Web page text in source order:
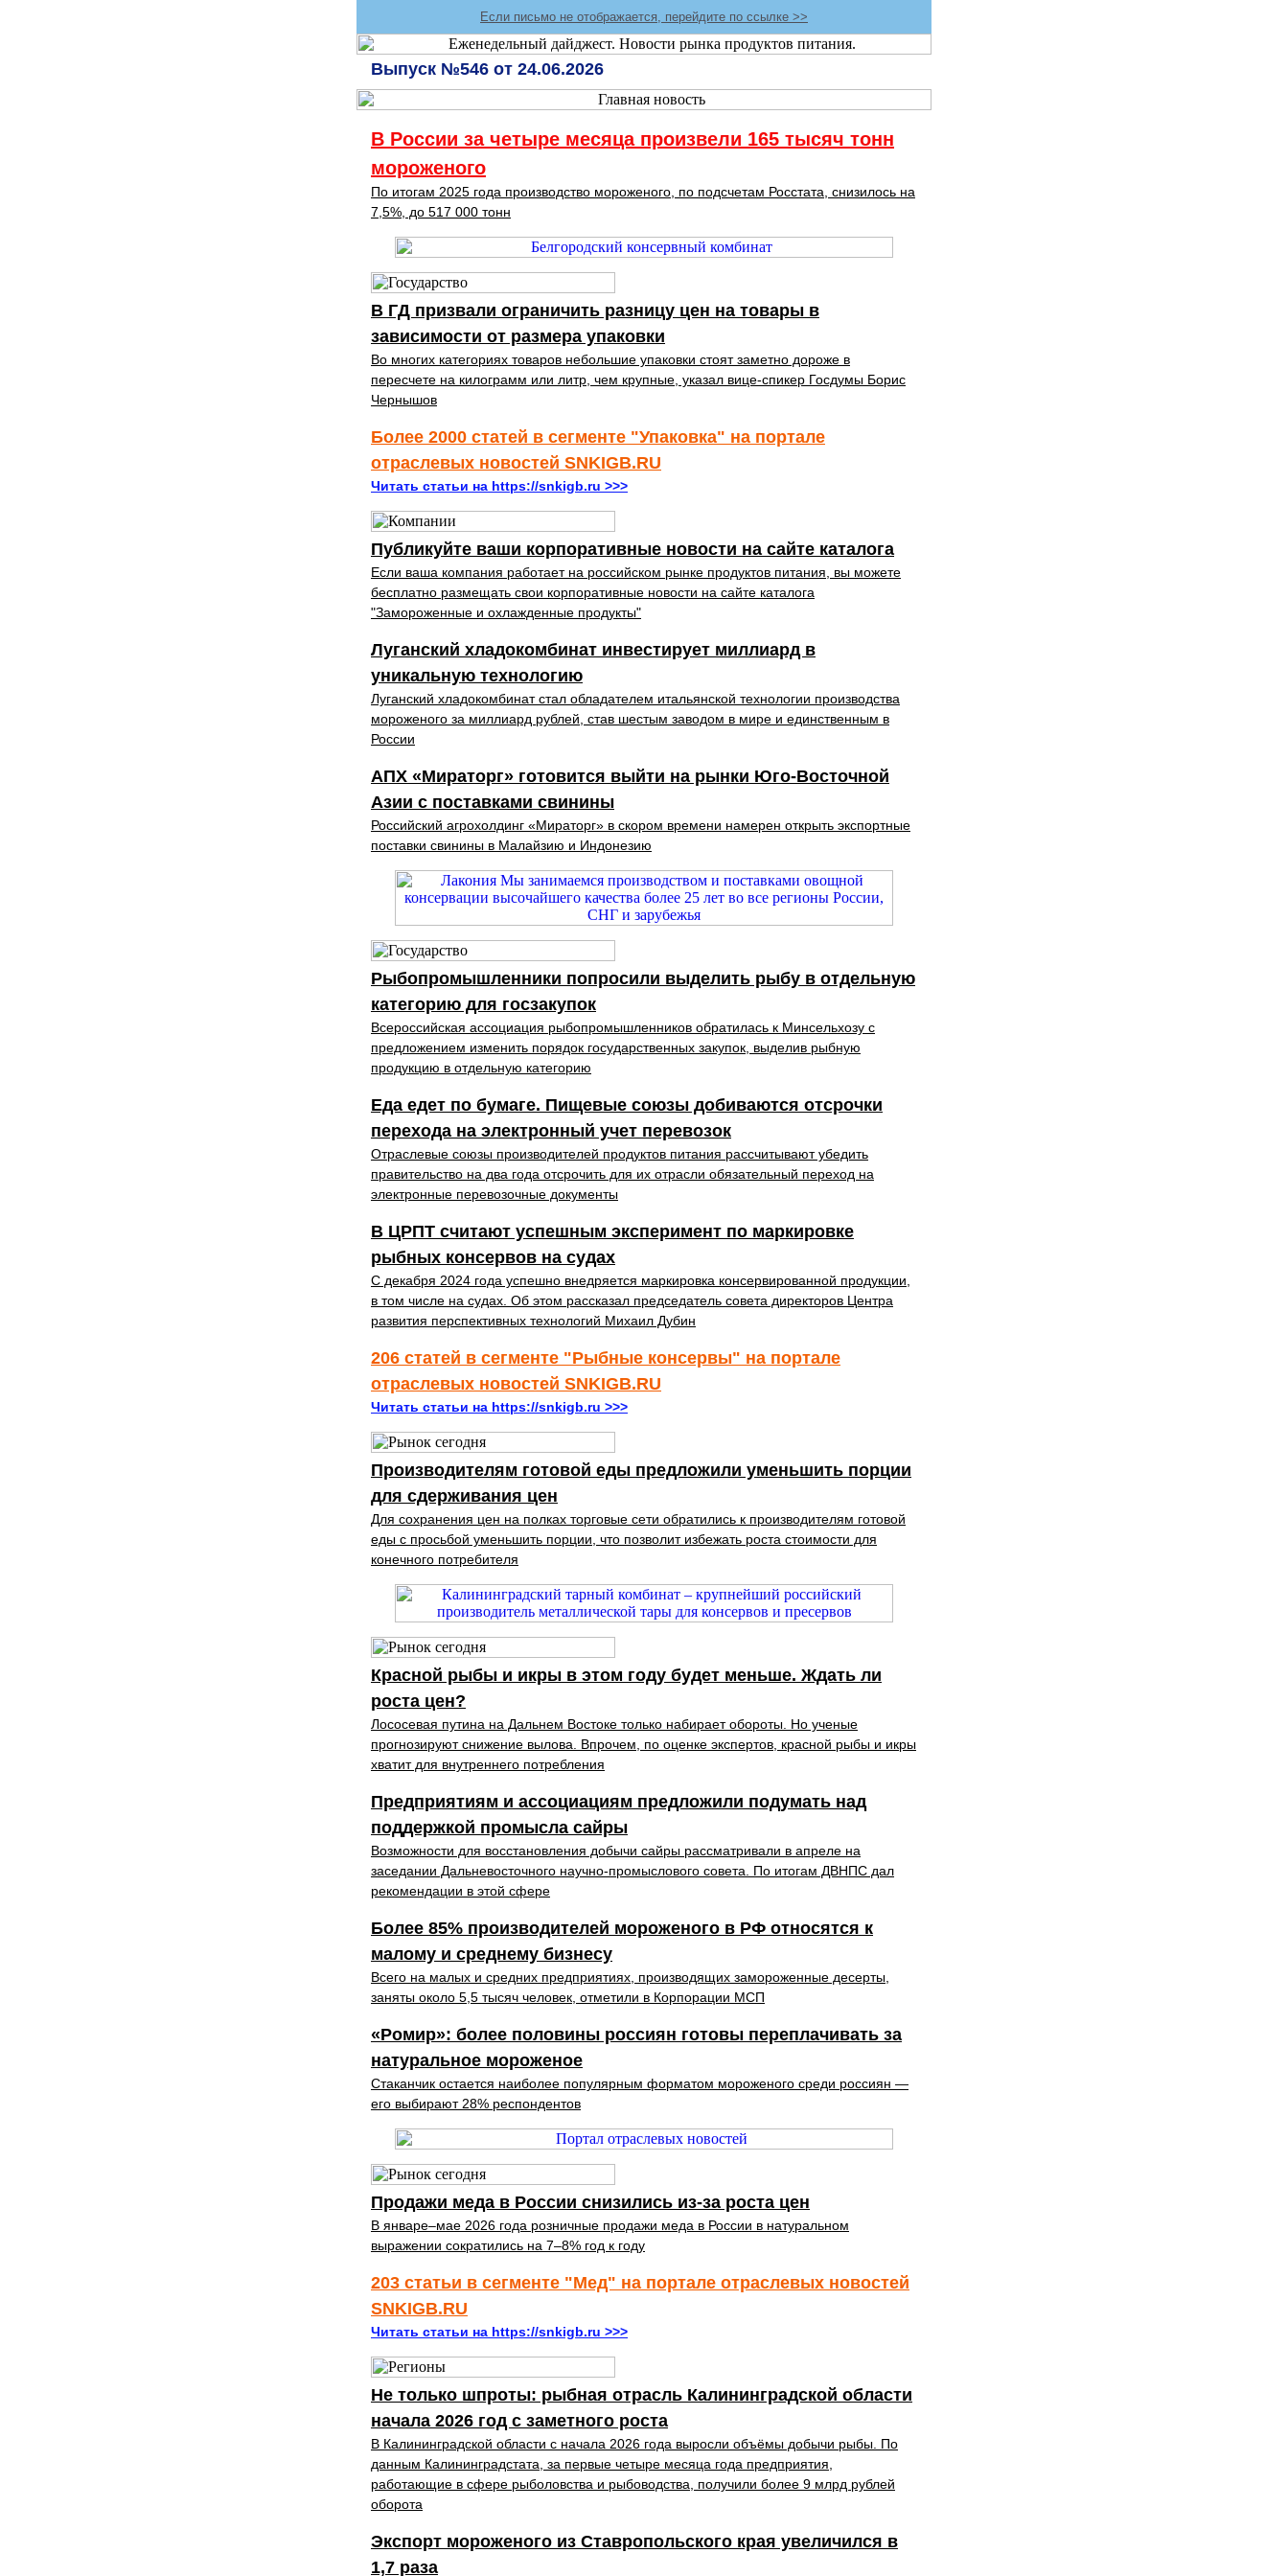
Если письмо не отображается, перейдите по ссылке >>
Выпуск №546 от 24.06.2026
В России за четыре месяца произвели 165 тысяч тонн
мороженого
По итогам 2025 года производство мороженого, по подсчетам Росстата, снизилось на
7,5%, до 517 000 тонн
В ГД призвали ограничить разницу цен на товары в
зависимости от размера упаковки
Во многих категориях товаров небольшие упаковки стоят заметно дороже в
пересчете на килограмм или литр, чем крупные, указал вице-спикер Госдумы Борис
Чернышов
Более 2000 статей в сегменте "Упаковка" на портале
отраслевых новостей SNKIGB.RU
Читать статьи на https://snkigb.ru >>>
Публикуйте ваши корпоративные новости на сайте каталога
Если ваша компания работает на российском рынке продуктов питания, вы можете
бесплатно размещать свои корпоративные новости на сайте каталога
"Замороженные и охлажденные продукты"
Луганский хладокомбинат инвестирует миллиард в
уникальную технологию
Луганский хладокомбинат стал обладателем итальянской технологии производства
мороженого за миллиард рублей, став шестым заводом в мире и единственным в
России
АПХ «Мираторг» готовится выйти на рынки Юго-Восточной
Азии с поставками свинины
Российский агрохолдинг «Мираторг» в скором времени намерен открыть экспортные
поставки свинины в Малайзию и Индонезию
Рыбопромышленники попросили выделить рыбу в отдельную
категорию для госзакупок
Всероссийская ассоциация рыбопромышленников обратилась к Минсельхозу с
предложением изменить порядок государственных закупок, выделив рыбную
продукцию в отдельную категорию
Еда едет по бумаге. Пищевые союзы добиваются отсрочки
перехода на электронный учет перевозок
Отраслевые союзы производителей продуктов питания рассчитывают убедить
правительство на два года отсрочить для их отрасли обязательный переход на
электронные перевозочные документы
В ЦРПТ считают успешным эксперимент по маркировке
рыбных консервов на судах
С декабря 2024 года успешно внедряется маркировка консервированной продукции,
в том числе на судах. Об этом рассказал председатель совета директоров Центра
развития перспективных технологий Михаил Дубин
206 статей в сегменте "Рыбные консервы" на портале
отраслевых новостей SNKIGB.RU
Читать статьи на https://snkigb.ru >>>
Производителям готовой еды предложили уменьшить порции
для сдерживания цен
Для сохранения цен на полках торговые сети обратились к производителям готовой
еды с просьбой уменьшить порции, что позволит избежать роста стоимости для
конечного потребителя
Красной рыбы и икры в этом году будет меньше. Ждать ли
роста цен?
Лососевая путина на Дальнем Востоке только набирает обороты. Но ученые
прогнозируют снижение вылова. Впрочем, по оценке экспертов, красной рыбы и икры
хватит для внутреннего потребления
Предприятиям и ассоциациям предложили подумать над
поддержкой промысла сайры
Возможности для восстановления добычи сайры рассматривали в апреле на
заседании Дальневосточного научно-промыслового совета. По итогам ДВНПС дал
рекомендации в этой сфере
Более 85% производителей мороженого в РФ относятся к
малому и среднему бизнесу
Всего на малых и средних предприятиях, производящих замороженные десерты,
заняты около 5,5 тысяч человек, отметили в Корпорации МСП
«Ромир»: более половины россиян готовы переплачивать за
натуральное мороженое
Стаканчик остается наиболее популярным форматом мороженого среди россиян —
его выбирают 28% респондентов
Продажи меда в России снизились из-за роста цен
В январе–мае 2026 года розничные продажи меда в России в натуральном
выражении сократились на 7–8% год к году
203 статьи в сегменте "Мед" на портале отраслевых новостей
SNKIGB.RU
Читать статьи на https://snkigb.ru >>>
Не только шпроты: рыбная отрасль Калининградской области
начала 2026 год с заметного роста
В Калининградской области с начала 2026 года выросли объёмы добычи рыбы. По
данным Калининградстата, за первые четыре месяца года предприятия,
работающие в сфере рыболовства и рыбоводства, получили более 9 млрд рублей
оборота
Экспорт мороженого из Ставропольского края увеличился в
1,7 раза